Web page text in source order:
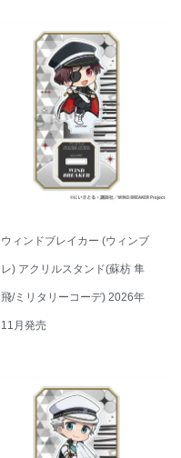
ウィンドブレイカー (ウィンブ
レ) アクリルスタンド(蘇枋 隼
飛/ミリタリーコーデ) 2026年
11月発売